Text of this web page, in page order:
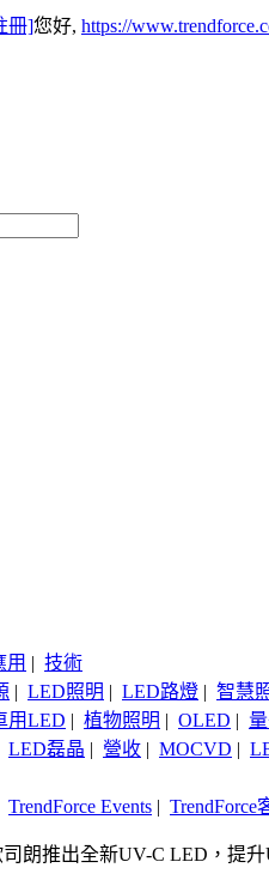
冊]您好, https://
用 | 技術
| LED照明 | LED路燈 | 智慧
用LED | 植物照明 | OLED |
LED磊晶 | 營收 | MOCVD |
TrendForce Events | TrendForce
朗推出全新UV-C LED，提